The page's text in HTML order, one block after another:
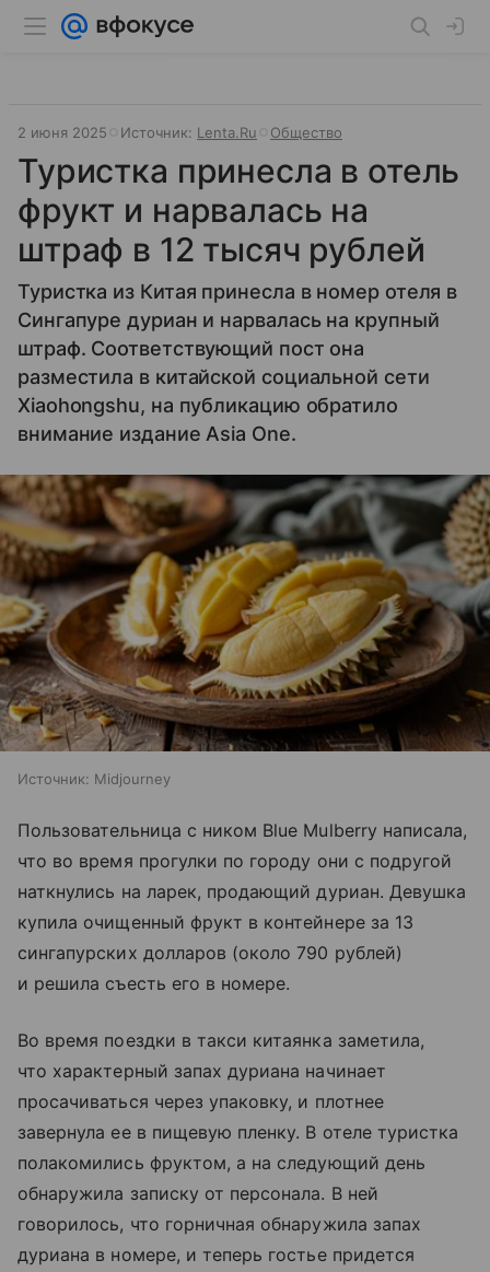
2 июня 2025 Источник: Lenta.Ru Общество
Туристка принесла в отель
фрукт и нарвалась на
штраф в 12 тысяч рублей
Туристка из Китая принесла в номер отеля в
Сингапуре дуриан и нарвалась на крупный
штраф. Соответствующий пост она
разместила в китайской социальной сети
Xiaohongshu, на публикацию обратило
внимание издание Asia One.
Источник: Midjourney
Пользовательница с ником Blue Mulberry написала,
что во время прогулки по городу они с подругой
наткнулись на ларек, продающий дуриан. Девушка
купила очищенный фрукт в контейнере за 13
сингапурских долларов (около 790 рублей)
и решила съесть его в номере.
Во время поездки в такси китаянка заметила,
что характерный запах дуриана начинает
просачиваться через упаковку, и плотнее
завернула ее в пищевую пленку. В отеле туристка
полакомились фруктом, а на следующий день
обнаружила записку от персонала. В ней
говорилось, что горничная обнаружила запах
дуриана в номере, и теперь гостье придется